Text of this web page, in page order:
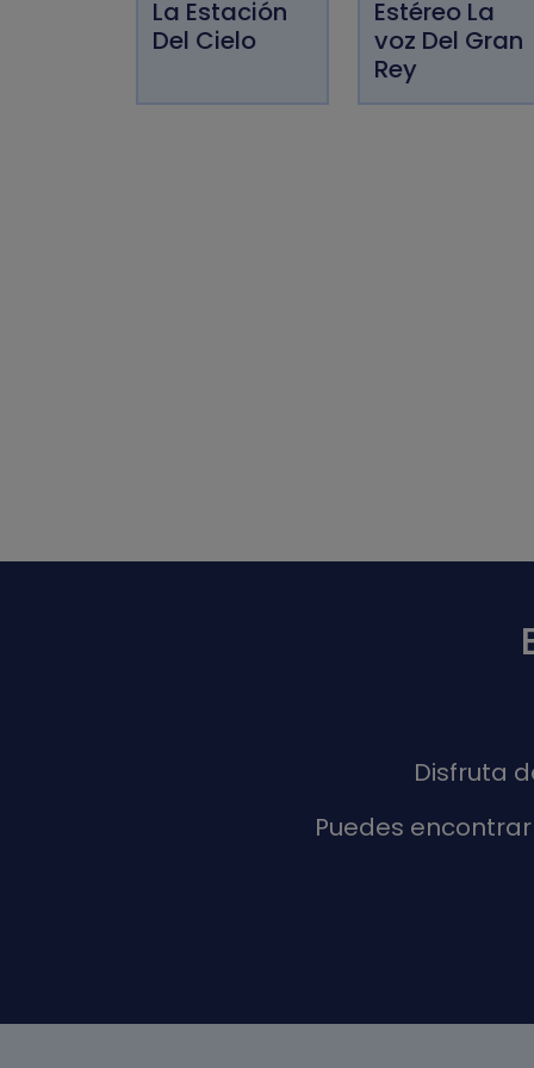
La Estación
Del Cielo
Estéreo La
voz Del Gran
Rey
Disfruta
Puedes